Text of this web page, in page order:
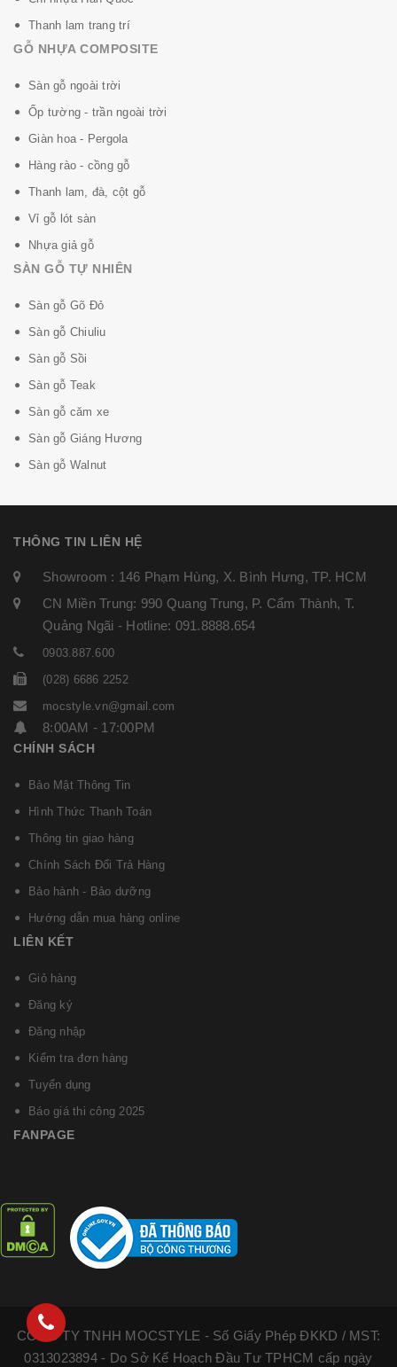
Thanh lam trang trí
GỖ NHỰA COMPOSITE
Sàn gỗ ngoài trời
Ốp tường - trần ngoài trời
Giàn hoa - Pergola
Hàng rào - cồng gỗ
Thanh lam, đà, cột gỗ
Vỉ gỗ lót sàn
Nhựa giả gỗ
SÀN GỖ TỰ NHIÊN
Sàn gỗ Gõ Đỏ
Sàn gỗ Chiuliu
Sàn gỗ Sồi
Sàn gỗ Teak
Sàn gỗ căm xe
Sàn gỗ Giáng Hương
Sàn gỗ Walnut
THÔNG TIN LIÊN HỆ
Showroom : 146 Phạm Hùng, X. Bình Hưng, TP. HCM
CN Miền Trung: 990 Quang Trung, P. Cẩm Thành, T.
Quảng Ngãi - Hotline: 091.8888.654
0903.887.600
(028) 6686 2252
mocstyle.vn@gmail.com
8:00AM - 17:00PM
CHÍNH SÁCH
Bảo Mật Thông Tin
Hình Thức Thanh Toán
Thông tin giao hàng
Chính Sách Đổi Trả Hàng
Bảo hành - Bảo dưỡng
Hướng dẫn mua hàng online
LIÊN KẾT
Giỏ hàng
Đăng ký
Đăng nhập
Kiểm tra đơn hàng
Tuyển dụng
Báo giá thi công 2025
FANPAGE
CÔNG TY TNHH MOCSTYLE - Số Giấy Phép ĐKKD / MST:
0313023894 - Do Sở Kế Hoạch Đầu Tư TPHCM cấp ngày